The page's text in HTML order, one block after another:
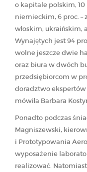
o kapitale polskim,
niemieckim, 6 proc. –
włoskim,
Wynajętych jest 94
wolne jeszcze dwie
oraz biura w dwóch
przedsiębiorcom w
doradztwo ekspertów
mówiła Barbara
Ponadto podczas
Magniszewski,
i Prototypowania
wyposażenie
realizować. Natomiast